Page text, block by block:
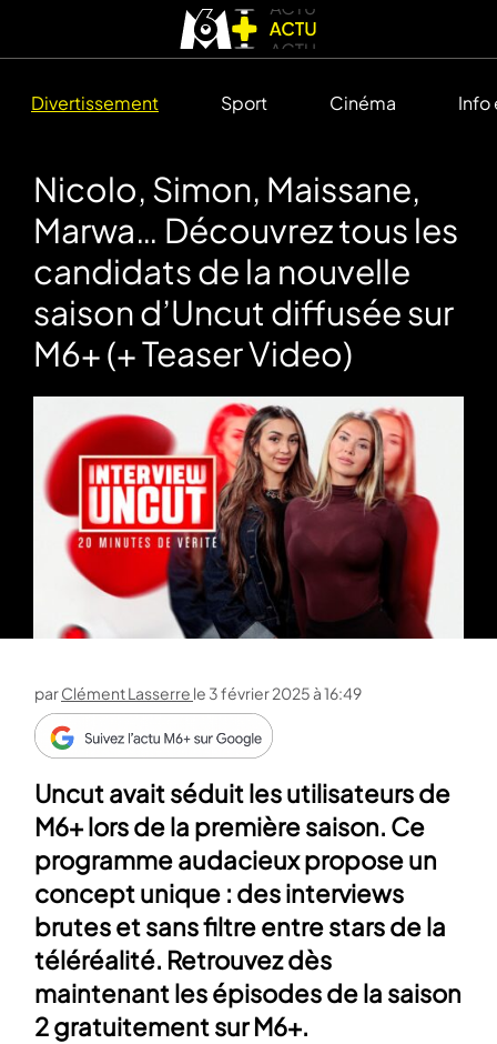
Divertissement Sport Cinéma Info
Nicolo, Simon, Maissane,
Marwa… Découvrez tous les
candidats de la nouvelle
saison d’Uncut diffusée sur
M6+ (+ Teaser Video)
parClément Lasserre le 3 février 2025 à 16:49
Uncut avait séduit les utilisateurs de
M6+ lors de la première saison. Ce
programme audacieux propose un
concept unique : des interviews
brutes et sans filtre entre stars de la
téléréalité. Retrouvez dès
maintenant les épisodes de la saison
2 gratuitement sur M6+.